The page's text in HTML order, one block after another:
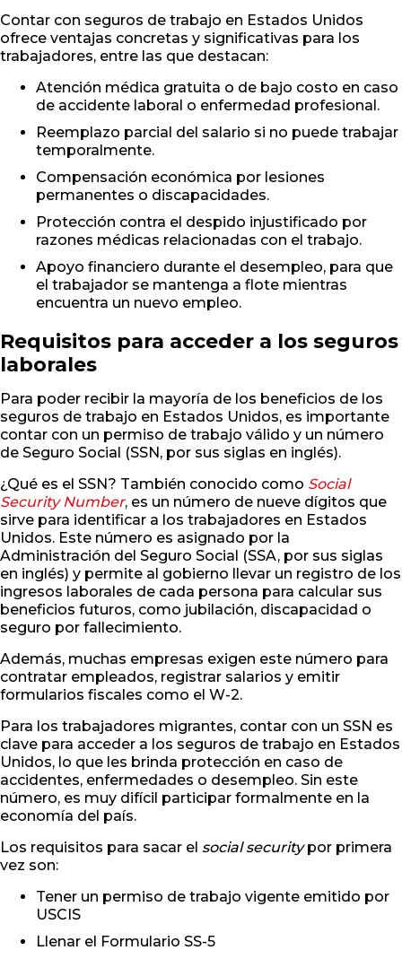
Contar con seguros de trabajo en Estados Unidos
ofrece ventajas concretas y significativas para los
trabajadores, entre las que destacan:
Atención médica gratuita o de bajo costo en caso
de accidente laboral o enfermedad profesional.
Reemplazo parcial del salario si no puede trabajar
temporalmente.
Compensación económica por lesiones
permanentes o discapacidades.
Protección contra el despido injustificado por
razones médicas relacionadas con el trabajo.
Apoyo financiero durante el desempleo, para que
el trabajador se mantenga a flote mientras
encuentra un nuevo empleo.
Requisitos para acceder a los seguros
laborales
Para poder recibir la mayoría de los beneficios de los
seguros de trabajo en Estados Unidos, es importante
contar con un permiso de trabajo válido y un número
de Seguro Social (SSN, por sus siglas en inglés).
¿Qué es el SSN? También conocido como Social
Security Number, es un número de nueve dígitos que
sirve para identificar a los trabajadores en Estados
Unidos. Este número es asignado por la
Administración del Seguro Social (SSA, por sus siglas
en inglés) y permite al gobierno llevar un registro de los
ingresos laborales de cada persona para calcular sus
beneficios futuros, como jubilación, discapacidad o
seguro por fallecimiento.
Además, muchas empresas exigen este número para
contratar empleados, registrar salarios y emitir
formularios fiscales como el W-2.
Para los trabajadores migrantes, contar con un SSN es
clave para acceder a los seguros de trabajo en Estados
Unidos, lo que les brinda protección en caso de
accidentes, enfermedades o desempleo. Sin este
número, es muy difícil participar formalmente en la
economía del país.
Los requisitos para sacar el social securitypor primera
vez son:
Tener un permiso de trabajo vigente emitido por
USCIS
Llenar el Formulario SS-5